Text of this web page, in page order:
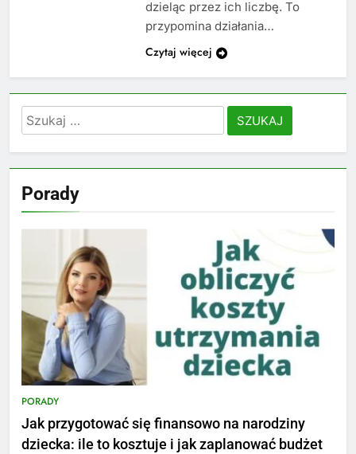
dzieląc przez ich liczbę. To
przypomina działania…
Czytaj więcej
Szukaj:
Porady
PORADY
Jak przygotować się finansowo na narodziny
dziecka: ile to kosztuje i jak zaplanować budżet